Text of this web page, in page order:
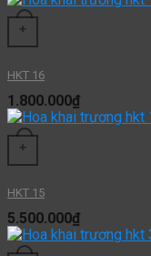
+
HKT 16
1.800.000₫
+
HKT 15
5.500.000₫